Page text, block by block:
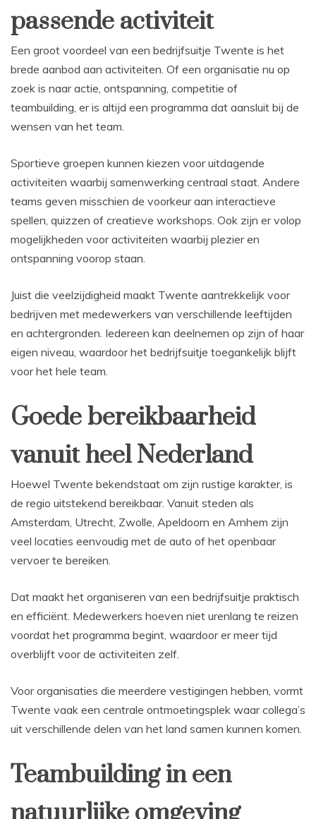
passende activiteit
Een groot voordeel van een bedrijfsuitje Twente is het
brede aanbod aan activiteiten. Of een organisatie nu op
zoek is naar actie, ontspanning, competitie of
teambuilding, er is altijd een programma dat aansluit bij de
wensen van het team.
Sportieve groepen kunnen kiezen voor uitdagende
activiteiten waarbij samenwerking centraal staat. Andere
teams geven misschien de voorkeur aan interactieve
spellen, quizzen of creatieve workshops. Ook zijn er volop
mogelijkheden voor activiteiten waarbij plezier en
ontspanning voorop staan.
Juist die veelzijdigheid maakt Twente aantrekkelijk voor
bedrijven met medewerkers van verschillende leeftijden
en achtergronden. Iedereen kan deelnemen op zijn of haar
eigen niveau, waardoor het bedrijfsuitje toegankelijk blijft
voor het hele team.
Goede bereikbaarheid
vanuit heel Nederland
Hoewel Twente bekendstaat om zijn rustige karakter, is
de regio uitstekend bereikbaar. Vanuit steden als
Amsterdam, Utrecht, Zwolle, Apeldoorn en Arnhem zijn
veel locaties eenvoudig met de auto of het openbaar
vervoer te bereiken.
Dat maakt het organiseren van een bedrijfsuitje praktisch
en efficiënt. Medewerkers hoeven niet urenlang te reizen
voordat het programma begint, waardoor er meer tijd
overblijft voor de activiteiten zelf.
Voor organisaties die meerdere vestigingen hebben, vormt
Twente vaak een centrale ontmoetingsplek waar collega’s
uit verschillende delen van het land samen kunnen komen.
Teambuilding in een